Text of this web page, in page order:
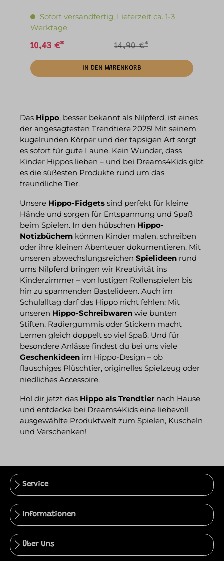
Sofort versandfertig, Lieferzeit ca. 1-3
Werktage
10,43 €* 14,90 €*
IN DEN WARENKORB
Das Hippo, besser bekannt als Nilpferd, ist eines
der angesagtesten Trendtiere 2025! Mit seinem
kugelrunden Körper und der tapsigen Art sorgt
es sofort für gute Laune. Kein Wunder, dass
Kinder Hippos lieben – und bei Dreams4Kids gibt
es die süßesten Produkte rund um das
freundliche Tier.
Unsere Hippo-Fidgets sind perfekt für kleine
Hände und sorgen für Entspannung und Spaß
beim Spielen. In den hübschen Hippo-
Notizbüchern können Kinder malen, schreiben
oder ihre kleinen Abenteuer dokumentieren. Mit
unseren abwechslungsreichen Spielideen rund
ums Nilpferd bringen wir Kreativität ins
Kinderzimmer – von lustigen Rollenspielen bis
hin zu spannenden Bastelideen. Auch im
Schulalltag darf das Hippo nicht fehlen: Mit
unseren Hippo-Schreibwaren wie bunten
Stiften, Radiergummis oder Stickern macht
Lernen gleich doppelt so viel Spaß. Und für
besondere Anlässe findest du bei uns viele
Geschenkideen im Hippo-Design – ob
flauschiges Plüschtier, originelles Spielzeug oder
niedliches Accessoire.
Hol dir jetzt das Hippo als Trendtier nach Hause
und entdecke bei Dreams4Kids eine liebevoll
ausgewählte Produktwelt zum Spielen, Kuscheln
und Verschenken!
Service
Informationen
Über Uns